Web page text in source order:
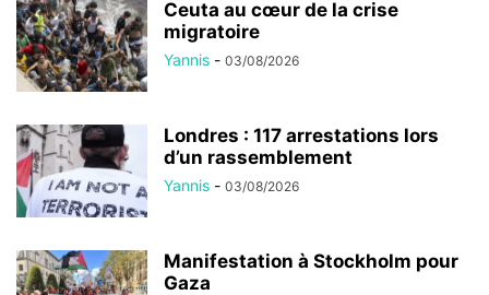
Ceuta au cœur de la crise
migratoire
Yannis - 03/08/2026
Londres : 117 arrestations lors
d’un rassemblement
Yannis - 03/08/2026
Manifestation à Stockholm pour
Gaza